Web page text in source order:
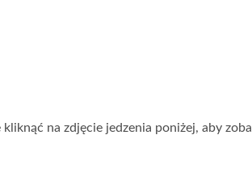
na zdjęcie jedzenia poniżej, aby